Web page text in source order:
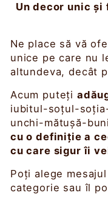
Un decor unic și
Ne place să vă
unice pe care nu
altundeva, decât
Acum puteți
iubitul-soțul-
unchi-mătușă-
cu o definiție a
cu care sigur îi
Poți alege
categorie sau îl